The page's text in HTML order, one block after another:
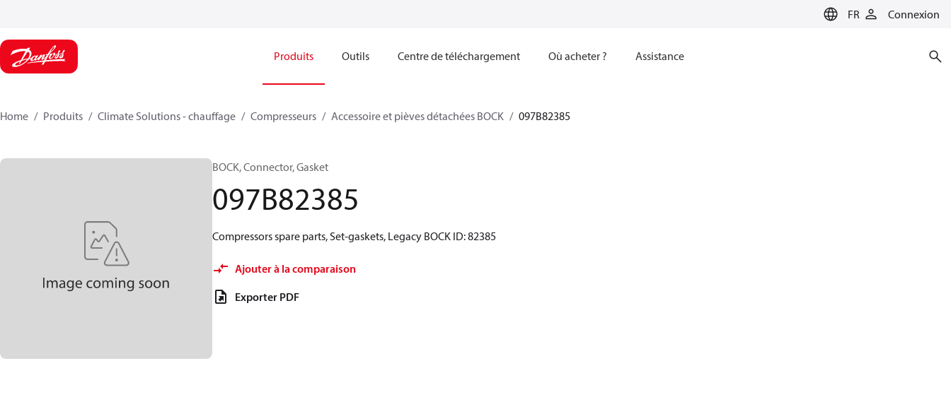
FR Connexion
Produits Outils Centre de téléchargement Où acheter ? Assistance
Home Produits Climate Solutions - chauffage Compresseurs Accessoire et pièves détachées BOCK 097B82385
BOCK, Connector, Gasket
097B82385
Compressors spare parts, Set-gaskets, Legacy BOCK ID: 82385
Ajouter à la comparaison
Exporter PDF